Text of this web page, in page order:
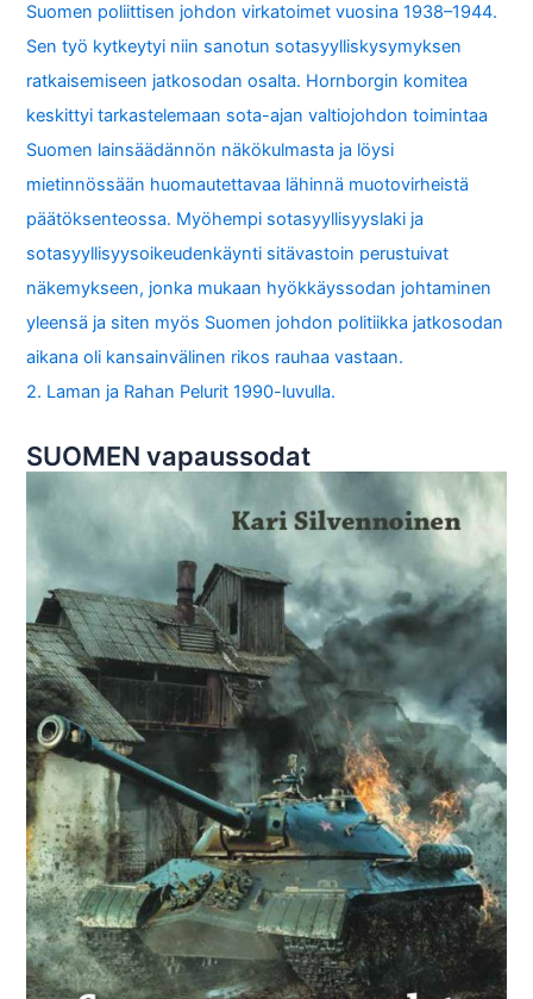
Suomen poliittisen johdon virkatoimet vuosina 1938–1944.
Sen työ kytkeytyi niin sanotun sotasyylliskysymyksen
ratkaisemiseen jatkosodan osalta. Hornborgin komitea
keskittyi tarkastelemaan sota-ajan valtiojohdon toimintaa
Suomen lainsäädännön näkökulmasta ja löysi
mietinnössään huomautettavaa lähinnä muotovirheistä
päätöksenteossa. Myöhempi sotasyyllisyyslaki ja
sotasyyllisyysoikeudenkäynti sitävastoin perustuivat
näkemykseen, jonka mukaan hyökkäyssodan johtaminen
yleensä ja siten myös Suomen johdon politiikka jatkosodan
aikana oli kansainvälinen rikos rauhaa vastaan.
2. Laman ja Rahan Pelurit 1990-luvulla.
SUOMEN vapaussodat